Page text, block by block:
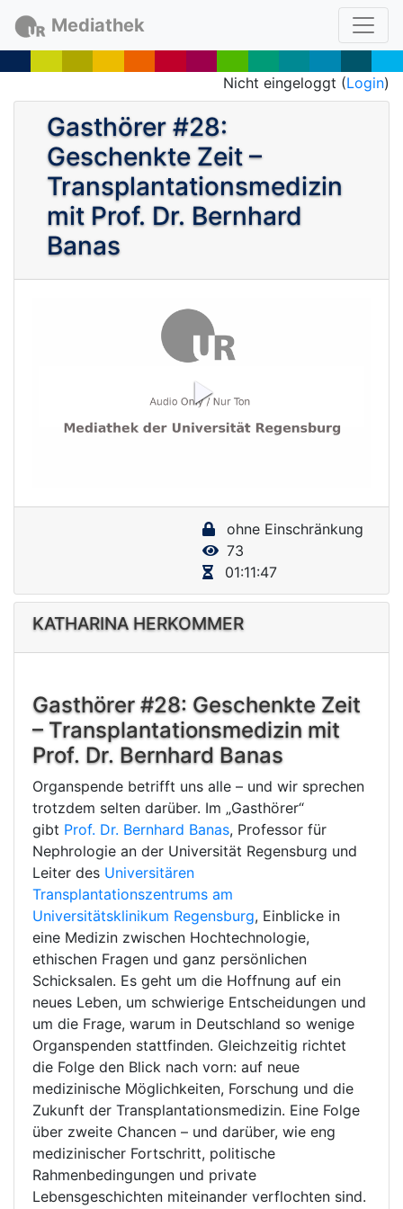
Mediathek
Nicht eingeloggt (Login)
Gasthörer #28:
Geschenkte Zeit –
Transplantationsmedizin
mit Prof. Dr. Bernhard
Banas
P
l
V
i
d
e
o
ohne Einschränkung
73
01:11:47
KATHARINA HERKOMMER
Gasthörer #28: Geschenkte Zeit
– Transplantationsmedizin mit
Prof. Dr. Bernhard Banas
Organspende betrifft uns alle – und wir sprechen
trotzdem selten darüber. Im „Gasthörer“
gibt Prof. Dr. Bernhard Banas, Professor für
Nephrologie an der Universität Regensburg und
Leiter des Universitären
Transplantationszentrums am
Universitätsklinikum Regensburg, Einblicke in
eine Medizin zwischen Hochtechnologie,
ethischen Fragen und ganz persönlichen
Schicksalen. Es geht um die Hoffnung auf ein
neues Leben, um schwierige Entscheidungen und
um die Frage, warum in Deutschland so wenige
Organspenden stattfinden. Gleichzeitig richtet
die Folge den Blick nach vorn: auf neue
medizinische Möglichkeiten, Forschung und die
Zukunft der Transplantationsmedizin. Eine Folge
über zweite Chancen – und darüber, wie eng
medizinischer Fortschritt, politische
Rahmenbedingungen und private
Lebensgeschichten miteinander verflochten sind.